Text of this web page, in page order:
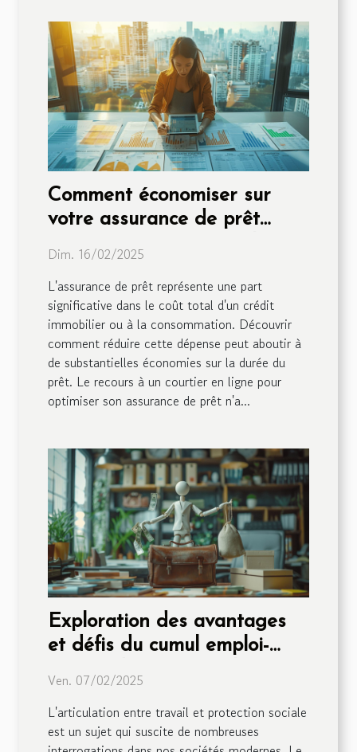
Comment économiser sur
votre assurance de prêt
Dim. 16/02/2025
L'assurance de prêt représente une part
significative dans le coût total d'un crédit
immobilier ou à la consommation. Découvrir
comment réduire cette dépense peut aboutir à
de substantielles économies sur la durée du
prêt. Le recours à un courtier en ligne pour
optimiser son assurance de prêt n'a...
Exploration des avantages
et défis du cumul emploi-
revenu d'assurance chômage
Ven. 07/02/2025
L'articulation entre travail et protection sociale
est un sujet qui suscite de nombreuses